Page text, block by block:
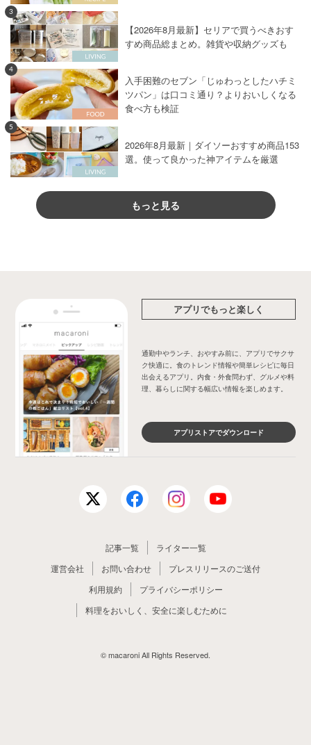
3
【2026年8月最新】セリアで買うべきおす
すめ商品総まとめ。雑貨や収納グッズも
4
入手困難のセブン「じゅわっとしたハチミ
ツパン」は口コミ通り？よりおいしくなる
食べ方も検証
5
2026年8月最新｜ダイソーおすすめ商品153
選。使って良かった神アイテムを厳選
もっと見る
アプリでもっと楽しく
通勤中やランチ、おやすみ前に、アプリでサクサ
ク快適に。食のトレンド情報や簡単レシピに毎日
出会えるアプリ。内食・外食問わず、グルメや料
理、暮らしに関する幅広い情報を楽しめます。
アプリストアでダウンロード
記事一覧
ライター一覧
運営会社
お問い合わせ
プレスリリースのご送付
利用規約
プライバシーポリシー
料理をおいしく、安全に楽しむために
© macaroni All Rights Reserved.